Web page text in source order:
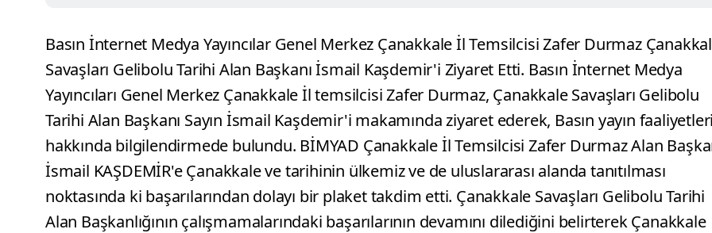
Basın İnternet Medya Yayıncılar Genel Merkez Çanakkale İl Temsilcisi Zafer Durmaz
Savaşları Gelibolu Tarihi Alan Başkanı İsmail Kaşdemir'i Ziyaret Etti. Basın İnternet Medya
Yayıncıları Genel Merkez Çanakkale İl temsilcisi Zafer Durmaz, Çanakkale Savaşları Gelibolu
Tarihi Alan Başkanı Sayın İsmail Kaşdemir'i makamında ziyaret ederek, Basın yayın
hakkında bilgilendirmede bulundu. BİMYAD Çanakkale İl Temsilcisi Zafer Durmaz Alan
İsmail KAŞDEMİR'e Çanakkale ve tarihinin ülkemiz ve de uluslararası alanda tanıtılması
noktasında ki başarılarından dolayı bir plaket takdim etti. Çanakkale Savaşları Gelibolu Tarihi
Alan Başkanlığının çalışmamalarındaki başarılarının devamını dilediğini belirterek Çanakkale